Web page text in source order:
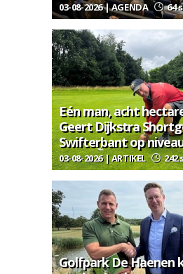
03-08-2026 | AGENDA 64
Eén man, acht
Geert Dijkstra
Swifterbant op
03-08-2026 | ARTIKEL 242
Golfpark De Haenen